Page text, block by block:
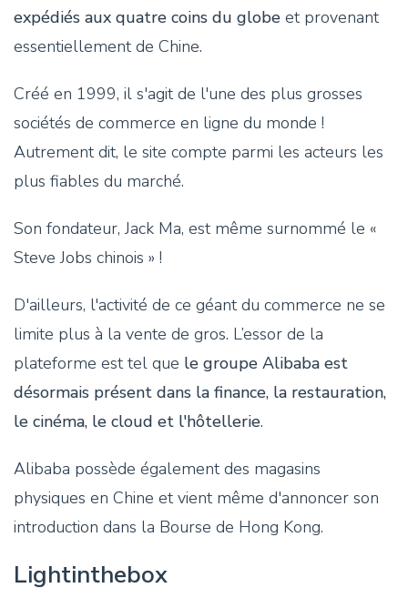
expédiés aux quatre coins du globe et provenant
essentiellement de Chine.
Créé en 1999, il s'agit de l'une des plus grosses
sociétés de commerce en ligne du monde !
Autrement dit, le site compte parmi les acteurs les
plus fiables du marché.
Son fondateur, Jack Ma, est même surnommé le «
Steve Jobs chinois » !
D'ailleurs, l'activité de ce géant du commerce ne se
limite plus à la vente de gros. L’essor de la
plateforme est tel que le groupe Alibaba est
désormais présent dans la finance, la restauration,
le cinéma, le cloud et l'hôtellerie.
Alibaba possède également des magasins
physiques en Chine et vient même d'annoncer son
introduction dans la Bourse de Hong Kong.
Lightinthebox